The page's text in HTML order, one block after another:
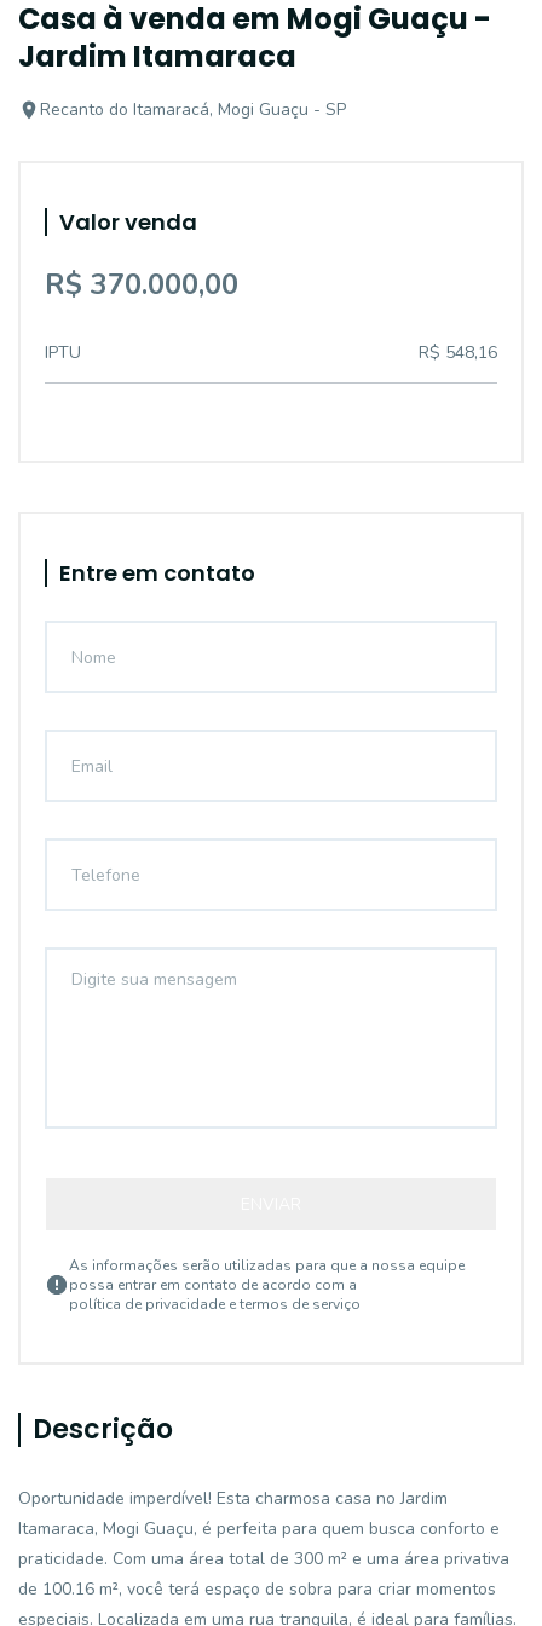
Casa à venda em Mogi Guaçu -
Jardim Itamaraca
Recanto do Itamaracá, Mogi Guaçu - SP
Valor venda
R$ 370.000,00
IPTU R$ 548,16
Entre em contato
As informações serão utilizadas para que a nossa equipe
possa entrar em contato de acordo com a
política de privacidade e termos de serviço
Descrição
Oportunidade imperdível! Esta charmosa casa no Jardim
Itamaraca, Mogi Guaçu, é perfeita para quem busca conforto e
praticidade. Com uma área total de 300 m² e uma área privativa
de 100.16 m², você terá espaço de sobra para criar momentos
especiais. Localizada em uma rua tranquila, é ideal para famílias.